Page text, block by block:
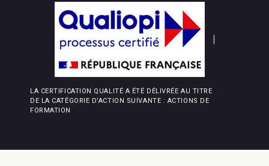
LA CERTIFICATION QUALITÉ A ÉTÉ DÉLIVRÉE AU TITRE
DE LA CATÉGORIE D’ACTION SUIVANTE : ACTIONS DE
FORMATION